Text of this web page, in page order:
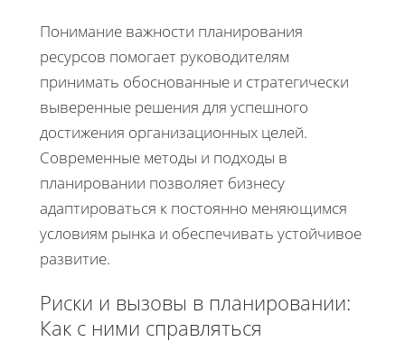
Понимание важности планирования
ресурсов помогает руководителям
принимать обоснованные и стратегически
выверенные решения для успешного
достижения организационных целей.
Современные методы и подходы в
планировании позволяет бизнесу
адаптироваться к постоянно меняющимся
условиям рынка и обеспечивать устойчивое
развитие.
Риски и вызовы в планировании:
Как с ними справляться